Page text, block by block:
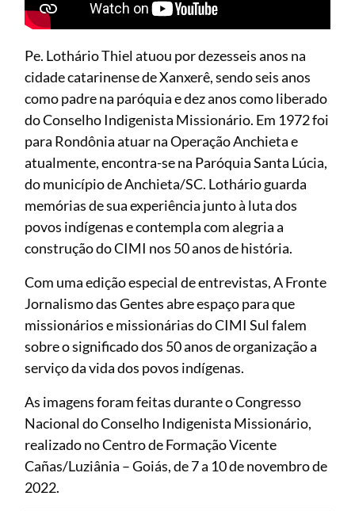
Pe. Lothário Thiel atuou por dezesseis anos na
cidade catarinense de Xanxerê, sendo seis anos
como padre na paróquia e dez anos como liberado
do Conselho Indigenista Missionário. Em 1972 foi
para Rondônia atuar na Operação Anchieta e
atualmente, encontra-se na Paróquia Santa Lúcia,
do município de Anchieta/SC. Lothário guarda
memórias de sua experiência junto à luta dos
povos indígenas e contempla com alegria a
construção do CIMI nos 50 anos de história.
Com uma edição especial de entrevistas, A Fronte
Jornalismo das Gentes abre espaço para que
missionários e missionárias do CIMI Sul falem
sobre o significado dos 50 anos de organização a
serviço da vida dos povos indígenas.
As imagens foram feitas durante o Congresso
Nacional do Conselho Indigenista Missionário,
realizado no Centro de Formação Vicente
Cañas/Luziânia – Goiás, de 7 a 10 de novembro de
2022.